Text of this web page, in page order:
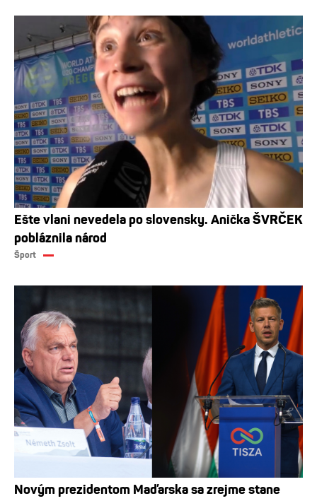
Ešte vlani nevedela po slovensky. Anička ŠVRČEK
pobláznila národ
Šport
Novým prezidentom Maďarska sa zrejme stane